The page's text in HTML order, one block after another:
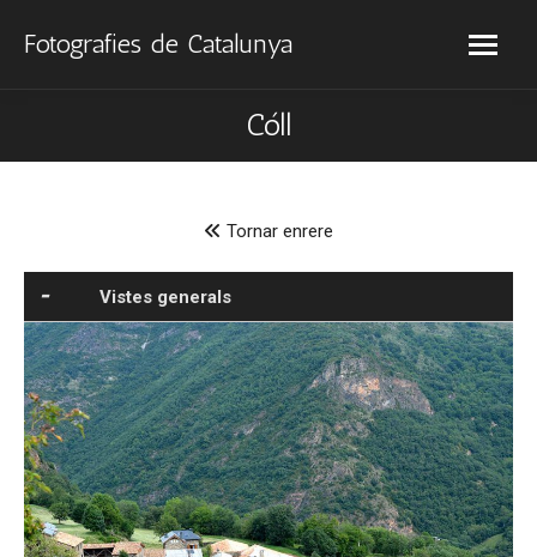
Fotografies de Catalunya
Cóll
Tornar enrere
Vistes generals